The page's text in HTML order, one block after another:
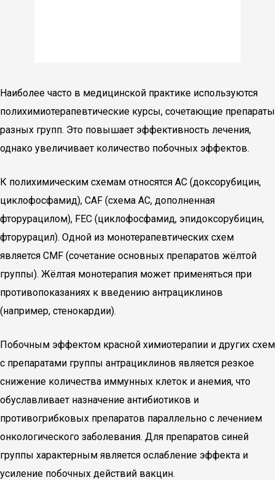
Наиболее часто в медицинской практике используются
полихимиотерапевтические курсы, сочетающие препараты
разных групп. Это повышает эффективность лечения,
однако увеличивает количество побочных эффектов.
К полихимическим схемам относятся АС (доксорубицин,
циклофосфамид), САF (схема АС, дополненная
фторурацилом), FEC (циклофосфамид, эпидоксорубицин,
фторурацил). Одной из монотерапевтических схем
является CMF (сочетание основных препаратов жёлтой
группы). Жёлтая монотерапия может применяться при
противопоказаниях к введению антрациклинов
(например, стенокардии).
Побочным эффектом красной химиотерапии и других схем
с препаратами группы антрациклинов является резкое
снижение количества иммунных клеток и анемия, что
обуславливает назначение антибиотиков и
противогрибковых препаратов параллельно с лечением
онкологического заболевания. Для препаратов синей
группы характерным является ослабление эффекта и
усиление побочных действий вакцин.